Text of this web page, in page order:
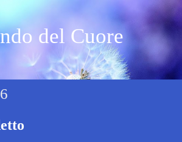
del Cuore